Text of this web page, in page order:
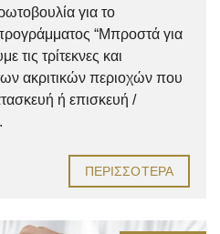
για το
“Μπροστά για
τις τρίτεκνες και
ακριτικών περιοχών που
ή επισκευή /
ΠΕΡΙΣΣΌΤΕΡΑ